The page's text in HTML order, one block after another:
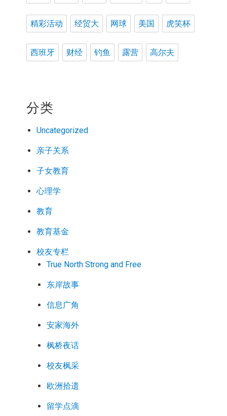
精彩活动 经贸大 网球 美国 虎笑杯
西班牙 财经 钓鱼 露营 高尔夫
分类
Uncategorized
亲子关系
子女教育
心理学
教育
教育基金
校友专栏
True North Strong and Free
东岸故事
信息广角
安家海外
枫桥夜话
校友枫采
欧洲拾遗
留学点滴